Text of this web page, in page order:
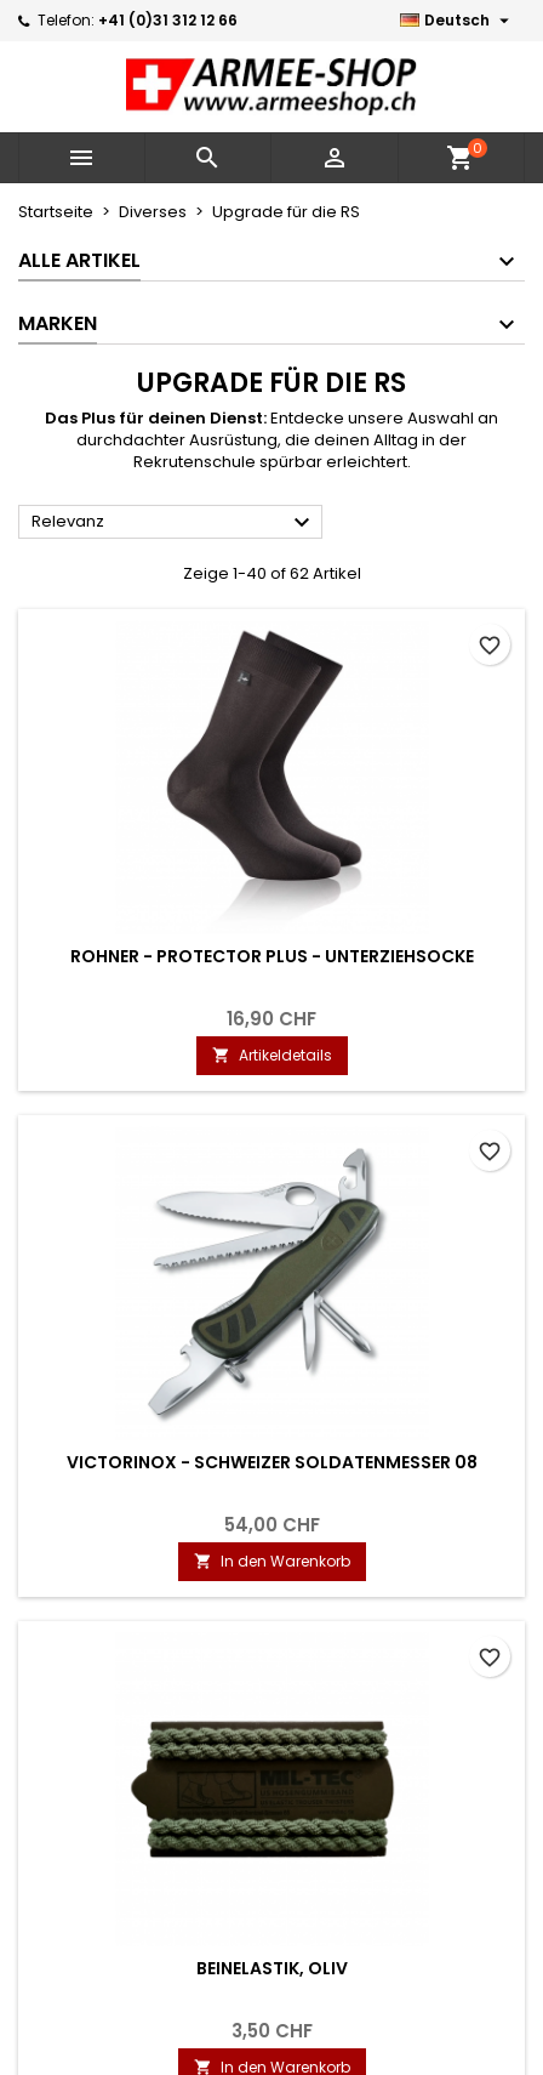
Telefon: +41 (0)31 312 12 66 Deutsch 
   shopping_cart0
Startseite Diverses Upgrade für die RS
ALLE ARTIKEL
MARKEN
UPGRADE FÜR DIE RS
Das Plus für deinen Dienst:Entdecke unsere Auswahl an
durchdachter Ausrüstung, die deinen Alltag in der
Rekrutenschule spürbar erleichtert.
Relevanz 
Zeige 1-40 of 62 Artikel
ROHNER - PROTECTOR PLUS - UNTERZIEHSOCKE
16,90 CHF
 Artikeldetails
favorite_border
VICTORINOX - SCHWEIZER SOLDATENMESSER 08
54,00 CHF
 In den Warenkorb
favorite_border
BEINELASTIK, OLIV
3,50 CHF
 In den Warenkorb
favorite_border
×
Neue Liste erstellen
×
((confirmMessage))
((cancelText)) ((modalDeleteText))
×
Name der Wunschliste
×
Sie müssen angemeldet sein, um Artikel Ihrer
Wunschliste hinzufügen zu können.
Abbrechen